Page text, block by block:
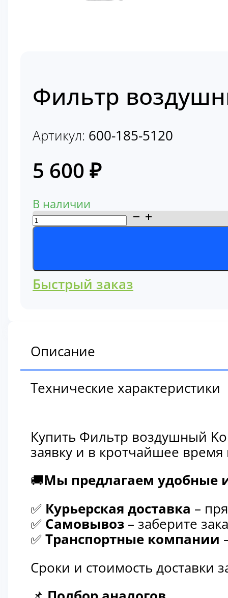
Фильтр
Артикул: 600-185-5120
5 600 ₽
В наличии
Количество
товара
воздушный
Komatsu
600-
Быстрый заказ
Описание
Технические характеристики
Купить Фильтр воздушный
заявку и в кротчайшее
🚚Мы предлагаем удобные
✅ Курьерская доставка –
✅ Самовывоз – заберите
✅ Транспортные компании
Сроки и стоимость доставки